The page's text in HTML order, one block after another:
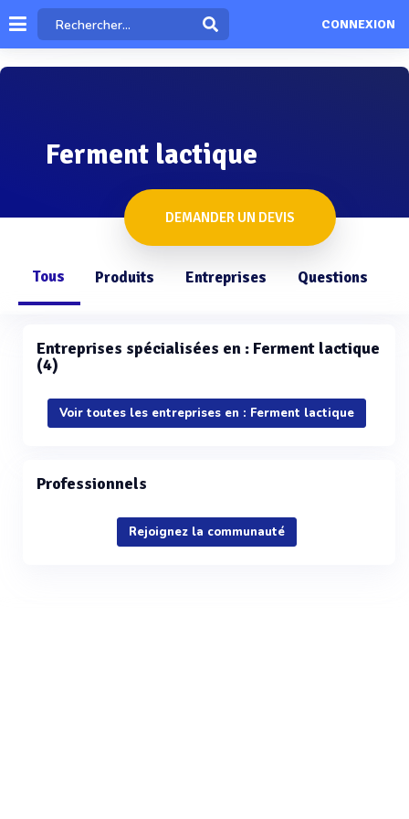
CONNEXION
Ferment lactique
DEMANDER UN DEVIS
Tous Produits Entreprises Questions
Entreprises spécialisées en : Ferment lactique
(4)
Voir toutes les entreprises en : Ferment lactique
Professionnels
Rejoignez la communauté